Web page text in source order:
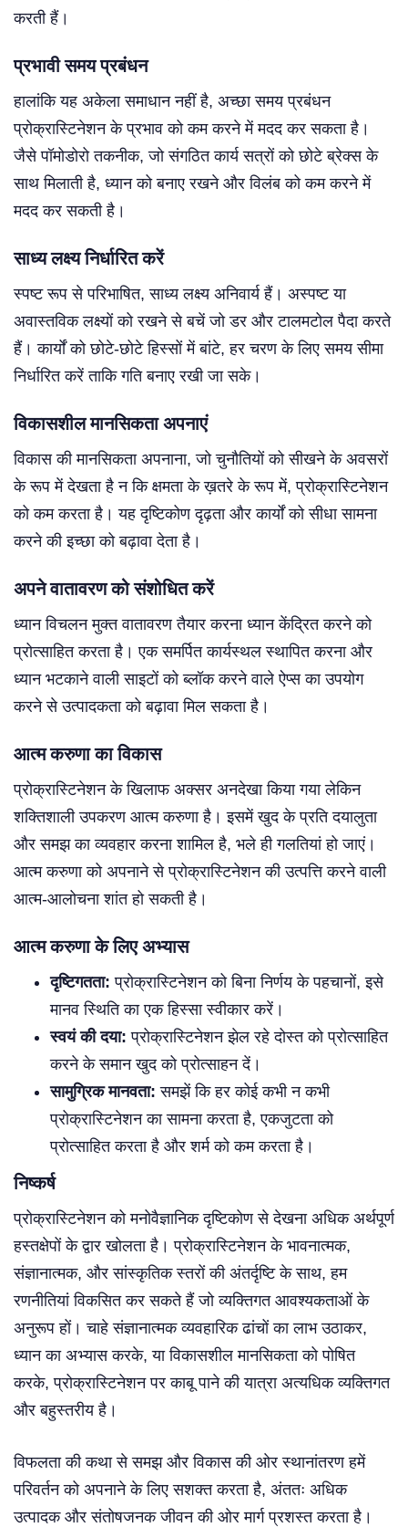
करती हैं।
प्रभावी समय प्रबंधन
हालांकि यह अकेला समाधान नहीं है, अच्छा समय प्रबंधन
प्रोक्रास्टिनेशन के प्रभाव को कम करने में मदद कर सकता है।
जैसे पॉमोडोरो तकनीक, जो संगठित कार्य सत्रों को छोटे ब्रेक्स के
साथ मिलाती है, ध्यान को बनाए रखने और विलंब को कम करने में
मदद कर सकती है।
साध्य लक्ष्य निर्धारित करें
स्पष्ट रूप से परिभाषित, साध्य लक्ष्य अनिवार्य हैं। अस्पष्ट या
अवास्तविक लक्ष्यों को रखने से बचें जो डर और टालमटोल पैदा करते
हैं। कार्यों को छोटे-छोटे हिस्सों में बांटे, हर चरण के लिए समय सीमा
निर्धारित करें ताकि गति बनाए रखी जा सके।
विकासशील मानसिकता अपनाएं
विकास की मानसिकता अपनाना, जो चुनौतियों को सीखने के अवसरों
के रूप में देखता है न कि क्षमता के ख़तरे के रूप में, प्रोक्रास्टिनेशन
को कम करता है। यह दृष्टिकोण दृढ़ता और कार्यों को सीधा सामना
करने की इच्छा को बढ़ावा देता है।
अपने वातावरण को संशोधित करें
ध्यान विचलन मुक्त वातावरण तैयार करना ध्यान केंद्रित करने को
प्रोत्साहित करता है। एक समर्पित कार्यस्थल स्थापित करना और
ध्यान भटकाने वाली साइटों को ब्लॉक करने वाले ऐप्स का उपयोग
करने से उत्पादकता को बढ़ावा मिल सकता है।
आत्म करुणा का विकास
प्रोक्रास्टिनेशन के खिलाफ अक्सर अनदेखा किया गया लेकिन
शक्तिशाली उपकरण आत्म करुणा है। इसमें खुद के प्रति दयालुता
और समझ का व्यवहार करना शामिल है, भले ही गलतियां हो जाएं।
आत्म करुणा को अपनाने से प्रोक्रास्टिनेशन की उत्पत्ति करने वाली
आत्म-आलोचना शांत हो सकती है।
आत्म करुणा के लिए अभ्यास
दृष्टिगतता: प्रोक्रास्टिनेशन को बिना निर्णय के पहचानों, इसे
मानव स्थिति का एक हिस्सा स्वीकार करें।
स्वयं की दया: प्रोक्रास्टिनेशन झेल रहे दोस्त को प्रोत्साहित
करने के समान खुद को प्रोत्साहन दें।
सामुग्रिक मानवता: समझें कि हर कोई कभी न कभी
प्रोक्रास्टिनेशन का सामना करता है, एकजुटता को
प्रोत्साहित करता है और शर्म को कम करता है।
निष्कर्ष
प्रोक्रास्टिनेशन को मनोवैज्ञानिक दृष्टिकोण से देखना अधिक अर्थपूर्ण
हस्तक्षेपों के द्वार खोलता है। प्रोक्रास्टिनेशन के भावनात्मक,
संज्ञानात्मक, और सांस्कृतिक स्तरों की अंतर्दृष्टि के साथ, हम
रणनीतियां विकसित कर सकते हैं जो व्यक्तिगत आवश्यकताओं के
अनुरूप हों। चाहे संज्ञानात्मक व्यवहारिक ढांचों का लाभ उठाकर,
ध्यान का अभ्यास करके, या विकासशील मानसिकता को पोषित
करके, प्रोक्रास्टिनेशन पर काबू पाने की यात्रा अत्यधिक व्यक्तिगत
और बहुस्तरीय है।
विफलता की कथा से समझ और विकास की ओर स्थानांतरण हमें
परिवर्तन को अपनाने के लिए सशक्त करता है, अंततः अधिक
उत्पादक और संतोषजनक जीवन की ओर मार्ग प्रशस्त करता है।